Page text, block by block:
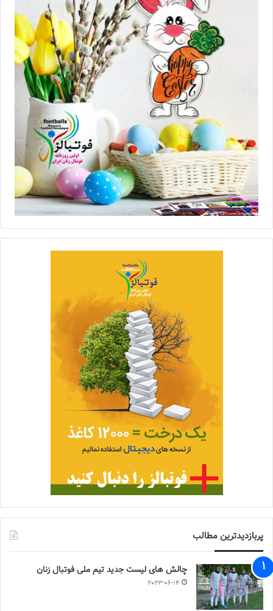
پربازدیدترین مطالب
چالش هاى ليست جدید تيم ملى فوتبال زنان
2023-06-14